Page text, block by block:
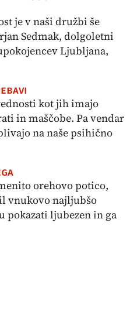
je v naši družbi še
Sedmak, dolgoletni
Ljubljana,
kot jih imajo
in maščobe. Pa vendar
na naše psihično
orehovo potico,
vnukovo najljubšo
pokazati ljubezen in ga